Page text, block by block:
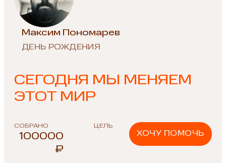
Максим Пономарев
ДЕНЬ РОЖДЕНИЯ
СЕГОДНЯ МЫ МЕНЯЕМ
ЭТОТ МИР
СОБРАНО ЦЕЛЬ
100000
₽
ХОЧУ ПОМОЧЬ